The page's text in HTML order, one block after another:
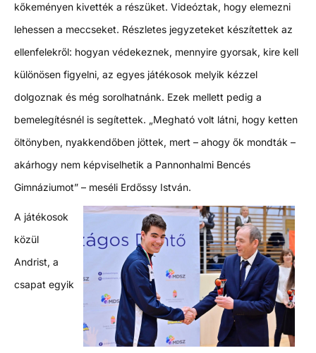
kőkeményen kivették a részüket. Videóztak, hogy elemezni
lehessen a meccseket. Részletes jegyzeteket készítettek az
ellenfelekről: hogyan védekeznek, mennyire gyorsak, kire kell
különösen figyelni, az egyes játékosok melyik kézzel
dolgoznak és még sorolhatnánk. Ezek mellett pedig a
bemelegítésnél is segítettek. „Megható volt látni, hogy ketten
öltönyben, nyakkendőben jöttek, mert – ahogy ők mondták –
akárhogy nem képviselhetik a Pannonhalmi Bencés
Gimnáziumot” – meséli Erdőssy István.
A játékosok
közül
Andrist, a
csapat egyik